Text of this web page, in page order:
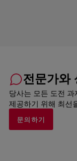
전문가와
당사는 모든 도전
제공하기 위해 최선
문의하기